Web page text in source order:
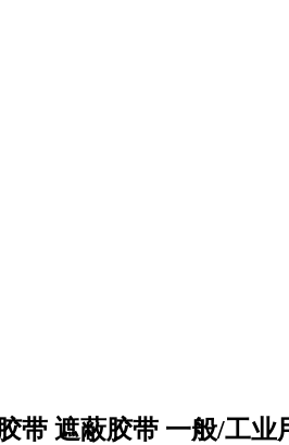
带 遮蔽胶带 一般/工